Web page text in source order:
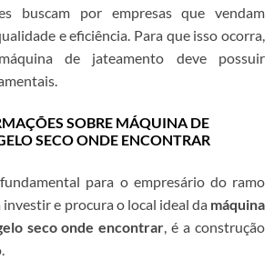
buscam por empresas que vendam
e eficiência. Para que isso ocorra,
de jateamento deve possuir
SOBRE MÁQUINA DE
SECO ONDE ENCONTRAR
para o empresário do ramo
e procura o local ideal da máquina
seco onde encontrar, é a construção